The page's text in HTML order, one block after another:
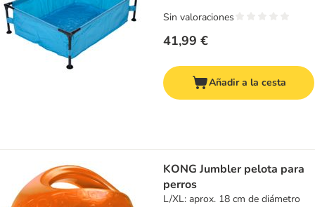
41,99 €
Sin valoraciones
Añadir a la cesta
KONG Jumbler pelota para
perros
L/XL: aprox. 18 cm de diámetro